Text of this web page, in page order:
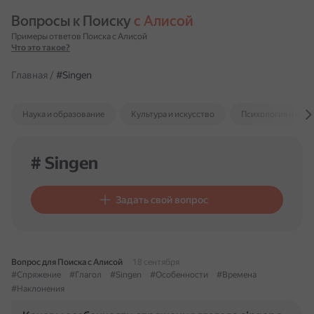
Вопросы к Поиску с Алисой
Примеры ответов Поиска с Алисой
Что это такое?
Главная / #Singen
Наука и образование Культура и искусство Психология и
# Singen
Задать свой вопрос
Вопрос для Поиска с Алисой
18 сентября
#Спряжение
#Глагол #Singen #Особенности
#Времена
#Наклонения